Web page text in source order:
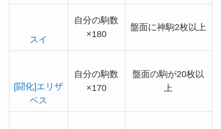
スイ
自分の駒数
×180
盤面に神駒2枚以上
[闘化]エリザ
ベス
自分の駒数
×170
盤面の駒が20枚以
上